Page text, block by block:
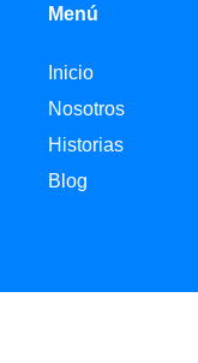
Menú
Inicio
Nosotros
Historias
Blog